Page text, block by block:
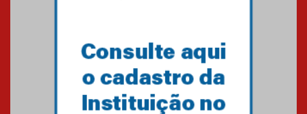
Primeiro culto do ano ressalta o
27.02.2026